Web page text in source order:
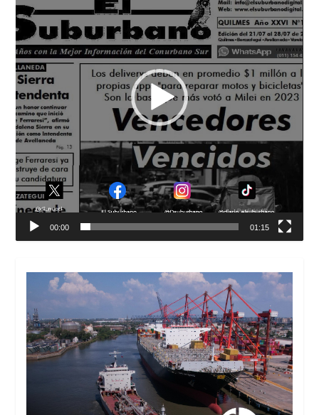
00:00 01:15